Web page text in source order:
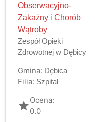
Obserwacyjno-
Zakaźny i Chorób
Wątroby
Zespół Opieki
Zdrowotnej w Dębicy
Gmina: Dębica
Filia: Szpital
gradeOcena:
0.0